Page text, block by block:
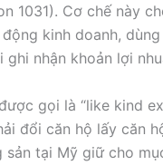
1031). Cơ chế này
kinh doanh,
nhận khoản lợi
gọi là “like kind
đổi căn hộ lấy căn
tại Mỹ giữ cho